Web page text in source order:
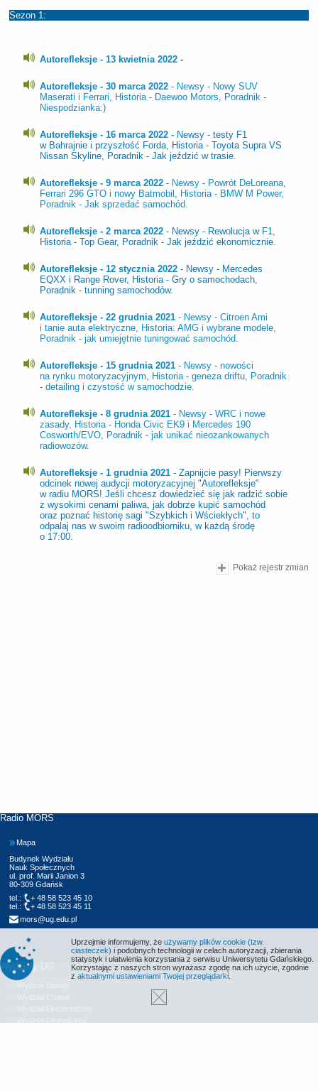
Sezon 1:
Autorefleksje - 13 kwietnia 2022 -
Autorefleksje - 30 marca 2022 - Newsy - Nowy SUV
Maserati i Ferrari, Historia - Daewoo Motors, Poradnik -
Niespodzianka:)
Autorefleksje - 16 marca 2022 - Newsy - testy F1
w Bahrajnie i przyszłość Forda, Historia - Toyota Supra VS
Nissan Skyline, Poradnik - Jak jeździć w trasie.
Autorefleksje - 9 marca 2022 - Newsy - Powrót DeLoreana,
Ferrari 296 GTO i nowy Batmobil, Historia - BMW M Power,
Poradnik - Jak sprzedać samochód.
Autorefleksje - 2 marca 2022 - Newsy - Rewolucja w F1,
Historia - Top Gear, Poradnik - Jak jeździć ekonomicznie.
Autorefleksje - 12 stycznia 2022 - Newsy - Mercedes
EQXX i Range Rover, Historia - Gry o samochodach,
Poradnik - tunning samochodów.
Autorefleksje - 22 grudnia 2021 - Newsy - Citroen Ami
i tanie auta elektryczne, Historia: AMG i wybrane modele,
Poradnik - jak umiejętnie tuningować samochód.
Autorefleksje - 15 grudnia 2021 - Newsy - nowości
na rynku motoryzacyjnym, Historia - geneza driftu, Poradnik
- detailing i czystość w samochodzie.
Autorefleksje - 8 grudnia 2021 - Newsy - WRC i nowe
zasady, Historia - Honda Civic EK9 i Mercedes 190
Cosworth/EVO, Poradnik - jak unikać nieozankowanych
radiowozów.
Autorefleksje - 1 grudnia 2021 - Zapnijcie pasy! Pierwszy
odcinek nowej audycji motoryzacyjnej "Autorefleksje"
w radiu MORS! Jeśli chcesz dowiedzieć się jak radzić sobie
z wysokimi cenami paliwa, jak dobrze kupić samochód
oraz poznać historię sagi "Szybkich i Wściekłych", to
odpalaj nas w swoim radioodbiorniku, w każdą środę
o 17:00.
Pokaż rejestr zmian
Radio MORS
Mapa
Budynek Wydziału
Nauk Społecznych
ul. prof. Marii Janion 3
80-309 Gdańsk
tel.:
+ 48 58 523 45 10
tel.:
+ 48 58 523 45 11
mors@ug.edu.pl
Wydziały UG
Uprzejmie informujemy, że używamy plików cookie (tzw.
ciasteczek) i podobnych technologii w celach autoryzacji, zbierania
statystyk i ułatwienia korzystania z serwisu Uniwersytetu Gdańskiego.
Korzystając z naszych stron wyrażasz zgodę na ich użycie, zgodnie
z aktualnymi ustawieniami Twojej przeglądarki